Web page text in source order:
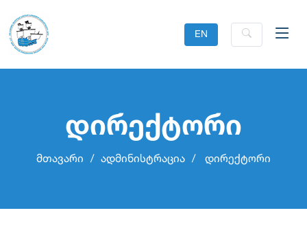
EN
დირექტორი
მთავარი ადმინისტრაცია დირექტორი